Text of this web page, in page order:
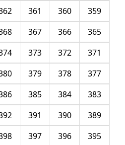
359
360
361
365
366
367
371
372
373
377
378
379
383
384
385
389
390
391
395
396
397